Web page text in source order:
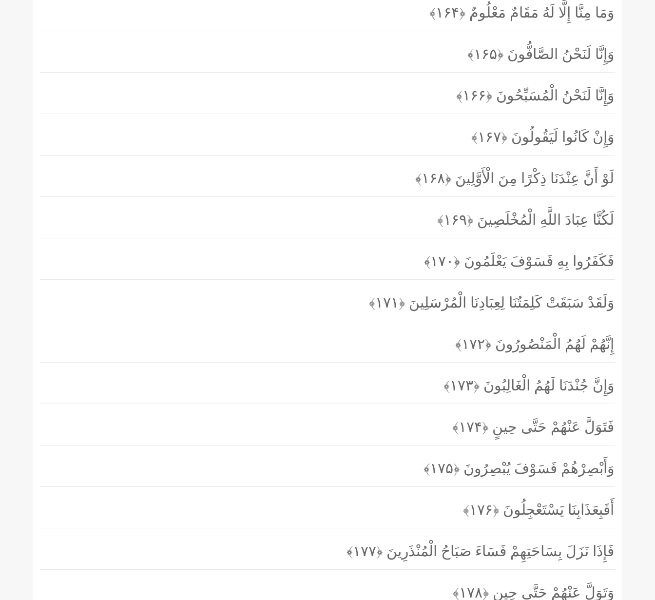
وَمَا مِنَّا إِلَّا لَهُ مَقَامٌ مَعْلُومٌ ﴿۱۶۴﴾
وَإِنَّا لَنَحْنُ الصَّافُّونَ ﴿۱۶۵﴾
وَإِنَّا لَنَحْنُ الْمُسَبِّحُونَ ﴿۱۶۶﴾
وَإِنْ كَانُوا لَيَقُولُونَ ﴿۱۶۷﴾
لَوْ أَنَّ عِنْدَنَا ذِكْرًا مِنَ الْأَوَّلِينَ ﴿۱۶۸﴾
لَكُنَّا عِبَادَ اللَّهِ الْمُخْلَصِينَ ﴿۱۶۹﴾
فَكَفَرُوا بِهِ فَسَوْفَ يَعْلَمُونَ ﴿۱۷۰﴾
وَلَقَدْ سَبَقَتْ كَلِمَتُنَا لِعِبَادِنَا الْمُرْسَلِينَ ﴿۱۷۱﴾
إِنَّهُمْ لَهُمُ الْمَنْصُورُونَ ﴿۱۷۲﴾
وَإِنَّ جُنْدَنَا لَهُمُ الْغَالِبُونَ ﴿۱۷۳﴾
فَتَوَلَّ عَنْهُمْ حَتَّى حِينٍ ﴿۱۷۴﴾
وَأَبْصِرْهُمْ فَسَوْفَ يُبْصِرُونَ ﴿۱۷۵﴾
أَفَبِعَذَابِنَا يَسْتَعْجِلُونَ ﴿۱۷۶﴾
فَإِذَا نَزَلَ بِسَاحَتِهِمْ فَسَاءَ صَبَاحُ الْمُنْذَرِينَ ﴿۱۷۷﴾
وَتَوَلَّ عَنْهُمْ حَتَّى حِينٍ ﴿۱۷۸﴾